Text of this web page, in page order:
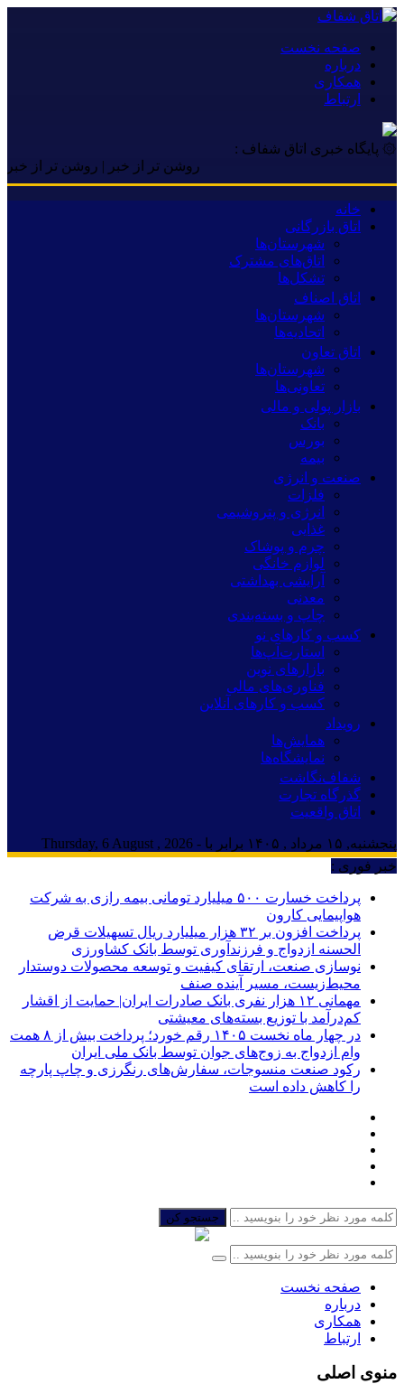
صفحه نخست
درباره
همکاری
ارتباط
۞ پایگاه خبری اتاق شفاف :
روشن تر از خبر | روشن تر از خبر |
خانه
اتاق بازرگانی
شهرستان‌ها
اتاق‌های مشترک
تشکل‌ها
اتاق اصناف
شهرستان‌ها
اتحادیه‌ها
اتاق تعاون
شهرستان‌ها
تعاونی‌ها
بازار پولی و مالی
بانک
بورس
بیمه
صنعت و انرژی
فلزات
انرژی و پتروشیمی
غذایی
چرم و پوشاک
لوازم خانگی
آرایشی بهداشتی
معدنی
چاپ و بسته‌بندی
کسب و کارهای نو
استارت‌آپ‌ها
بازارهای نوین
فناوری‌های مالی
کسب و کارهای آنلاین
رویداد
همایش‌ها
نمایشگاه‌ها
شفاف‌نگاشت
گذرگاه تجارت
اتاق واقعیت
پنجشنبه, ۱۵ مرداد , ۱۴۰۵ برابر با - Thursday, 6 August , 2026
خبر فوری :
پرداخت خسارت ۵۰۰ میلیارد تومانی بیمه رازی به شرکت
هواپیمایی کارون
پرداخت افزون بر ۳۲ هزار میلیارد ریال تسهیلات قرض
الحسنه ازدواج و فرزندآوری توسط بانک کشاورزی
نوسازی صنعت، ارتقای کیفیت و توسعه محصولات دوستدار
محیط‌زیست، مسیر آینده صنف
مهمانی ۱۲ هزار نفری بانک صادرات ایران| حمایت از اقشار
کم‌درآمد با توزیع بسته‌های معیشتی
در چهار ماه نخست ۱۴۰۵ رقم خورد؛ پرداخت بیش از ۸ همت
وام ازدواج به زوج‌های جوان توسط بانک ملی ایران
رکود صنعت منسوجات، سفارش‌های رنگرزی و چاپ پارچه
را کاهش داده است
جستجو کن
صفحه نخست
درباره
همکاری
ارتباط
منوی اصلی